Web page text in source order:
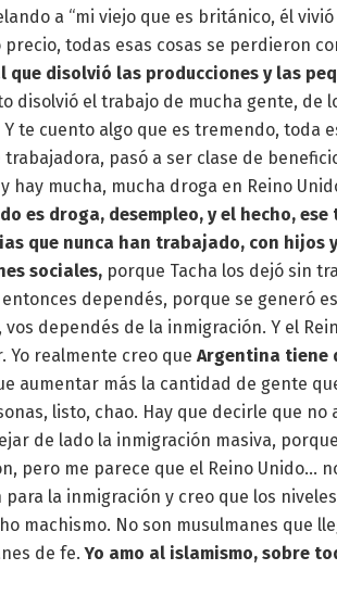
a “mi viejo que es británico, él vivió
todas esas cosas se perdieron
disolvió las producciones y las
disolvió el trabajo de mucha gente, de
te cuento algo que es tremendo, toda
pasó a ser clase de
hay mucha, mucha droga en Reino
es droga, desempleo, y el hecho, ese
que nunca han trabajado, con hijos
sociales, porque Tacha los dejó sin
dependés, porque se generó
dependés de la inmigración. Y el
Yo realmente creo que Argentina tiene
aumentar más la cantidad de gente
listo, chao. Hay que decirle que no
de lado la inmigración masiva, porque
pero me parece que el Reino Unido…
la inmigración y creo que los
machismo. No son musulmanes que
de fe.Yo amo al islamismo, sobre